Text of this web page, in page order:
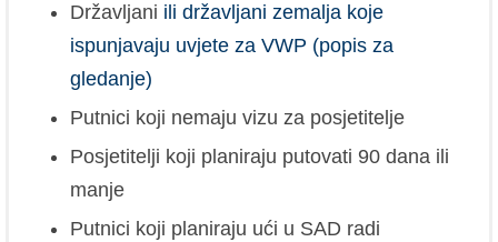
Državljani ili državljani zemalja koje
ispunjavaju uvjete za VWP (popis za
gledanje)
Putnici koji nemaju vizu za posjetitelje
Posjetitelji koji planiraju putovati 90 dana ili
manje
Putnici koji planiraju ući u SAD radi